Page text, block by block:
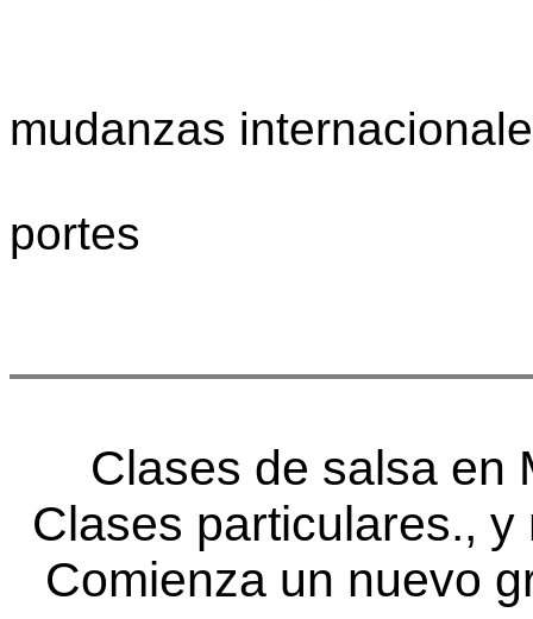
mudanzas
portes
Clases de salsa en
Clases particulares.,
Comienza un nuevo